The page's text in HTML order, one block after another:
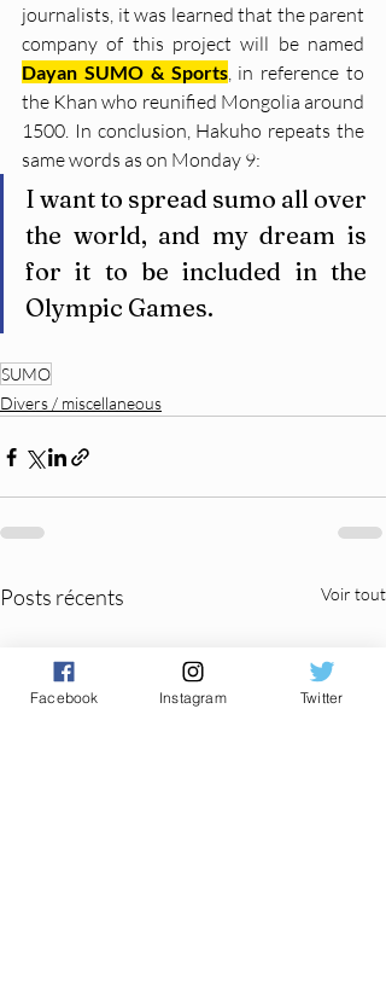
journalists, it was learned that the parent
Dayan SUMO & Sports, in reference to
the Khan who reunified Mongolia around
1500. In conclusion, Hakuho repeats the
same words as on Monday 9:
I want to spread sumo all over
the world, and my dream is
for it to be included in the
Olympic Games.
SUMO
Divers / miscellaneous
Posts récents Voir tout
Facebook Instagram Twitter